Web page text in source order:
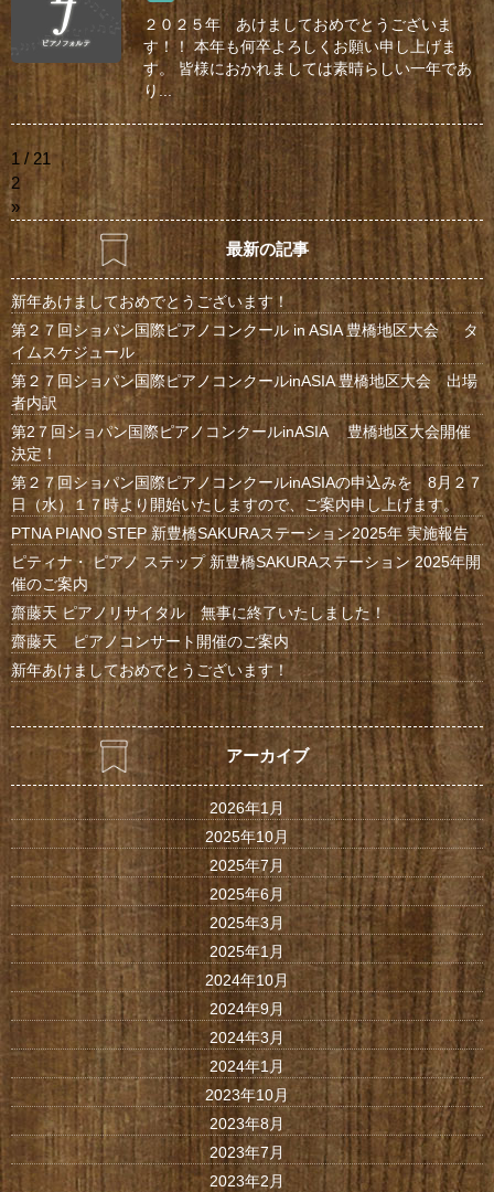
２０２５年 あけましておめでとうございま
す！！ 本年も何卒よろしくお願い申し上げま
す。 皆様におかれましては素晴らしい一年であ
り...
1 / 21
2
»
最新の記事
新年あけましておめでとうございます！
第２７回ショパン国際ピアノコンクール in ASIA 豊橋地区大会 タ
イムスケジュール
第２７回ショパン国際ピアノコンクールinASIA 豊橋地区大会 出場
者内訳
第2７回ショパン国際ピアノコンクールinASIA 豊橋地区大会開催
決定！
第２７回ショパン国際ピアノコンクールinASIAの申込みを 8月２７
日（水）１７時より開始いたしますので、ご案内申し上げます。
PTNA PIANO STEP 新豊橋SAKURAステーション2025年 実施報告
ピティナ・ ピアノ ステップ 新豊橋SAKURAステーション 2025年開
催のご案内
齋藤天 ピアノリサイタル 無事に終了いたしました！
齋藤天 ピアノコンサート開催のご案内
新年あけましておめでとうございます！
アーカイブ
2026年1月
2025年10月
2025年7月
2025年6月
2025年3月
2025年1月
2024年10月
2024年9月
2024年3月
2024年1月
2023年10月
2023年8月
2023年7月
2023年2月